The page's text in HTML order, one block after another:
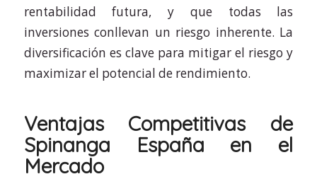
rentabilidad futura, y que todas las
inversiones conllevan un riesgo inherente. La
diversificación es clave para mitigar el riesgo y
maximizar el potencial de rendimiento.
Ventajas Competitivas de
Spinanga España en el
Mercado